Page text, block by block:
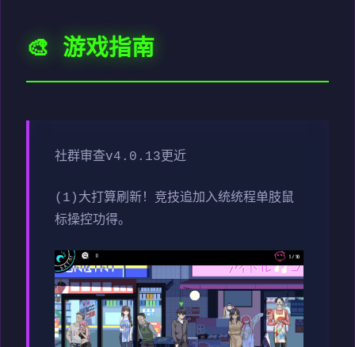
🎨 游戏指南
社群审查v4.0.13更近
(1)大打算刷新！竞技追加入统统程单肢鼠
标操控功得。